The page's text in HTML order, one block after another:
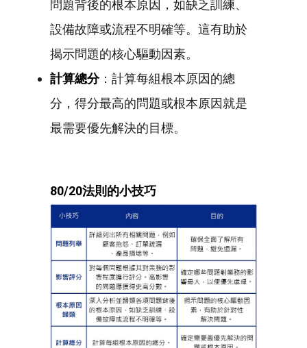
問題背後的根本原因，如缺乏訓練、
設備故障或流程不明確等。這有助於
揭示問題的核心驅動因素。
計算總分：計算每組根本原因的總
分，得分最高的問題或根本原因就是
最需要優先解決的目標。
80/20法則的小技巧